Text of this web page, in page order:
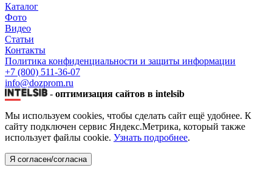
Каталог
Фото
Видео
Статьи
Контакты
Политика конфиденциальности и защиты информации
+7 (800) 511-36-07
info@dozprom.ru
- оптимизация сайтов в intelsib
Мы используем cookies, чтобы сделать сайт ещё удобнее. К
сайту подключен сервис Яндекс.Метрика, который также
использует файлы cookie. Узнать подробнее.
Я согласен/согласна